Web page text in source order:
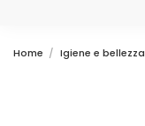
Home Igiene e bellezza